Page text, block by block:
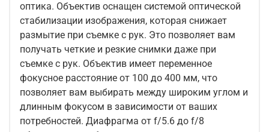
оптика. Объектив оснащен системой оптической
стабилизации изображения, которая снижает
размытие при съемке с рук. Это позволяет вам
получать четкие и резкие снимки даже при
съемке с рук. Объектив имеет переменное
фокусное расстояние от 100 до 400 мм, что
позволяет вам выбирать между широким углом и
длинным фокусом в зависимости от ваших
потребностей. Диафрагма от f/5.6 до f/8